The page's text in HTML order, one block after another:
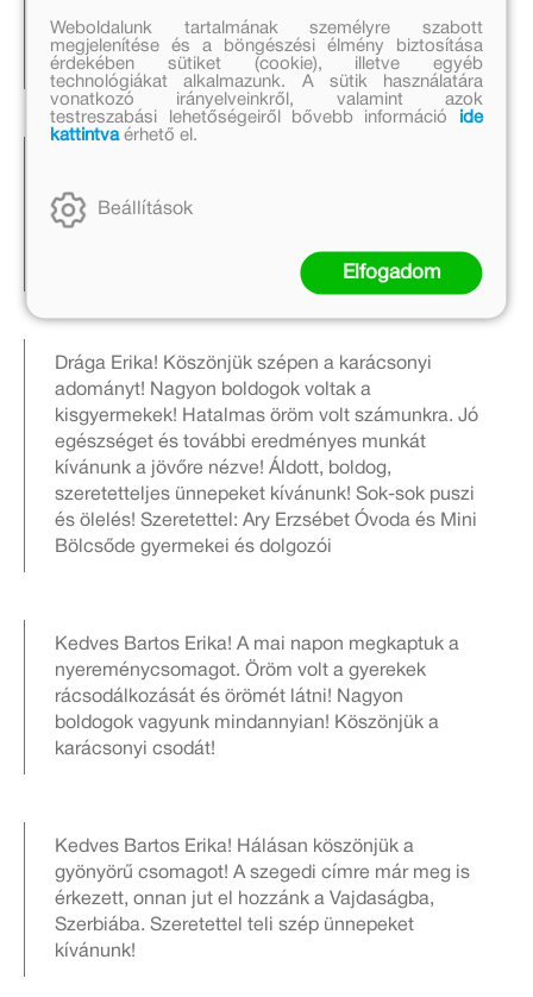
érkeztek. Azt hiszem a gyerekek is velem együtt
fognak örülni.
boldog vagyok, mert lesz mit tennünk a fa alá a
gyereknek. Szebbé tették a napomat, és a
Drága Erika! Köszönjük szépen a karácsonyi
adományt! Nagyon boldogok voltak a
kisgyermekek! Hatalmas öröm volt számunkra. Jó
egészséget és további eredményes munkát
kívánunk a jövőre nézve! Áldott, boldog,
szeretetteljes ünnepeket kívánunk! Sok-sok puszi
és ölelés! Szeretettel: Ary Erzsébet Óvoda és Mini
Bölcsőde gyermekei és dolgozói
Kedves Bartos Erika! A mai napon megkaptuk a
nyereménycsomagot. Öröm volt a gyerekek
rácsodálkozását és örömét látni! Nagyon
boldogok vagyunk mindannyian! Köszönjük a
karácsonyi csodát!
Kedves Bartos Erika! Hálásan köszönjük a
gyönyörű csomagot! A szegedi címre már meg is
érkezett, onnan jut el hozzánk a Vajdaságba,
Szerbiába. Szeretettel teli szép ünnepeket
kívánunk!
Weboldalunk tartalmának személyre szabott
megjelenítése és a böngészési élmény biztosítása
érdekében sütiket (cookie), illetve egyéb
technológiákat alkalmazunk. A sütik használatára
vonatkozó irányelveinkről, valamint azok
testreszabási lehetőségeiről bővebb információ
ide
kattintvaérhető el.
Beállítások
Elfogadom